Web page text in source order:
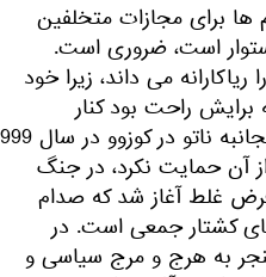
برای مجازات متخلفین
است، ضروری است.
می داند، زیرا خود
راحت بود کنار
گذاشت. مثلا هنگام مداخله یکجانبه ناتو در کوزوو در سال 1999،
حمایت نکرد، در جنگ
با این فرض غلط آغاز شد که صدام
کشتار جمعی است. در
که منجر به هرج و مرج سیاسی و